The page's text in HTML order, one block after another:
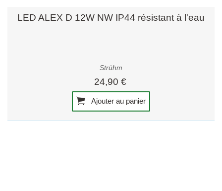
LED ALEX D 12W NW IP44 résistant à l'eau
Strühm
24,90 €
Ajouter au panier